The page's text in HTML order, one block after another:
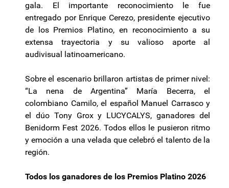
gala. El importante reconocimiento le fue
entregado por Enrique Cerezo, presidente ejecutivo
de los Premios Platino, en reconocimiento a su
extensa trayectoria y su valioso aporte al
audivisual latinoamericano.
Sobre el escenario brillaron artistas de primer nivel:
“La nena de Argentina” María Becerra, el
colombiano Camilo, el español Manuel Carrasco y
el dúo Tony Grox y LUCYCALYS, ganadores del
Benidorm Fest 2026. Todos ellos le pusieron ritmo
y emoción a una velada que celebró el talento de la
región.
Todos los ganadores de los Premios Platino 2026